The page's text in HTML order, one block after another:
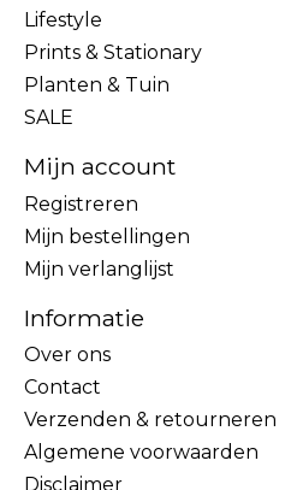
Lifestyle
Prints & Stationary
Planten & Tuin
SALE
Mijn account
Registreren
Mijn bestellingen
Mijn verlanglijst
Informatie
Over ons
Contact
Verzenden & retourneren
Algemene voorwaarden
Disclaimer